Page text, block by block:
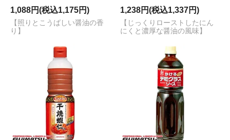
1,088円(税込1,175円)
【照りとこうばしい醤油の香
り】
1,238円(税込1,337円)
【じっくりローストしたにん
にくと濃厚な醤油の風味】